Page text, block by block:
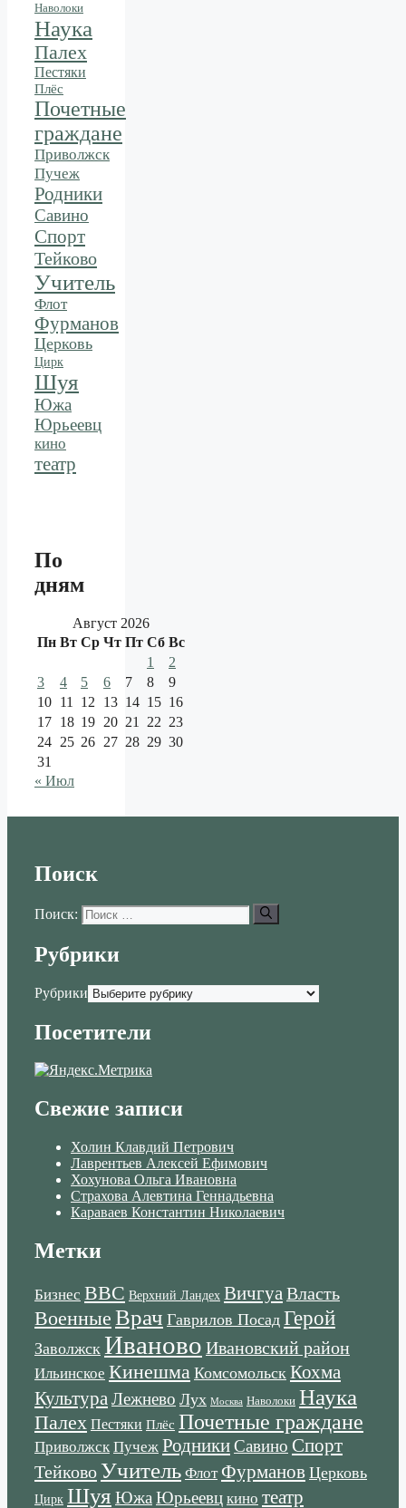
Наволоки
Наука
Палех
Пестяки
Плёс
Почетные
граждане
Приволжск
Пучеж
Родники
Савино
Спорт
Тейково
Учитель
Флот
Фурманов
Церковь
Цирк
Шуя
Южа
Юрьеевц
кино
театр
По
дням
Август 2026
Пн Вт Ср Чт Пт Сб Вс
1
2
3
4 5 6 7 8
9
10 11 12 13 14 15 16
17 18 19 20 21 22 23
24 25 26 27 28 29 30
31
« Июл
Поиск
Поиск:
Рубрики
Рубрики
Посетители
Свежие записи
Холин Клавдий Петрович
Лаврентьев Алексей Ефимович
Хохунова Ольга Ивановна
Страхова Алевтина Геннадьевна
Караваев Константин Николаевич
Метки
Бизнес ВВС Верхний Ландех ВичгуаВласть
Военные Врач Гаврилов Посад Герой
Заволжск Иваново Ивановский район
Ильинское Кинешма Комсомольск Кохма
Культура Лежнево Лух Москва Наволоки Наука
Палех Пестяки Плёс Почетные граждане
Приволжск Пучеж РодникиСавино Спорт
ТейковоУчитель Флот Фурманов Церковь
Цирк Шуя Южа Юрьеевц кино театр